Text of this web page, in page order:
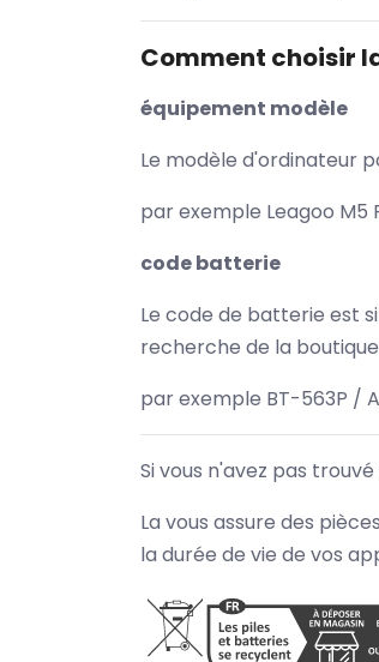
Comment choisir
équipement modèle
Le modèle d'ordinateur
par exemple Leagoo M5
code batterie
Le code de batterie est
recherche de la
par exemple BT-563P /
Si vous n'avez pas
La vous assure des
la durée de vie de vos